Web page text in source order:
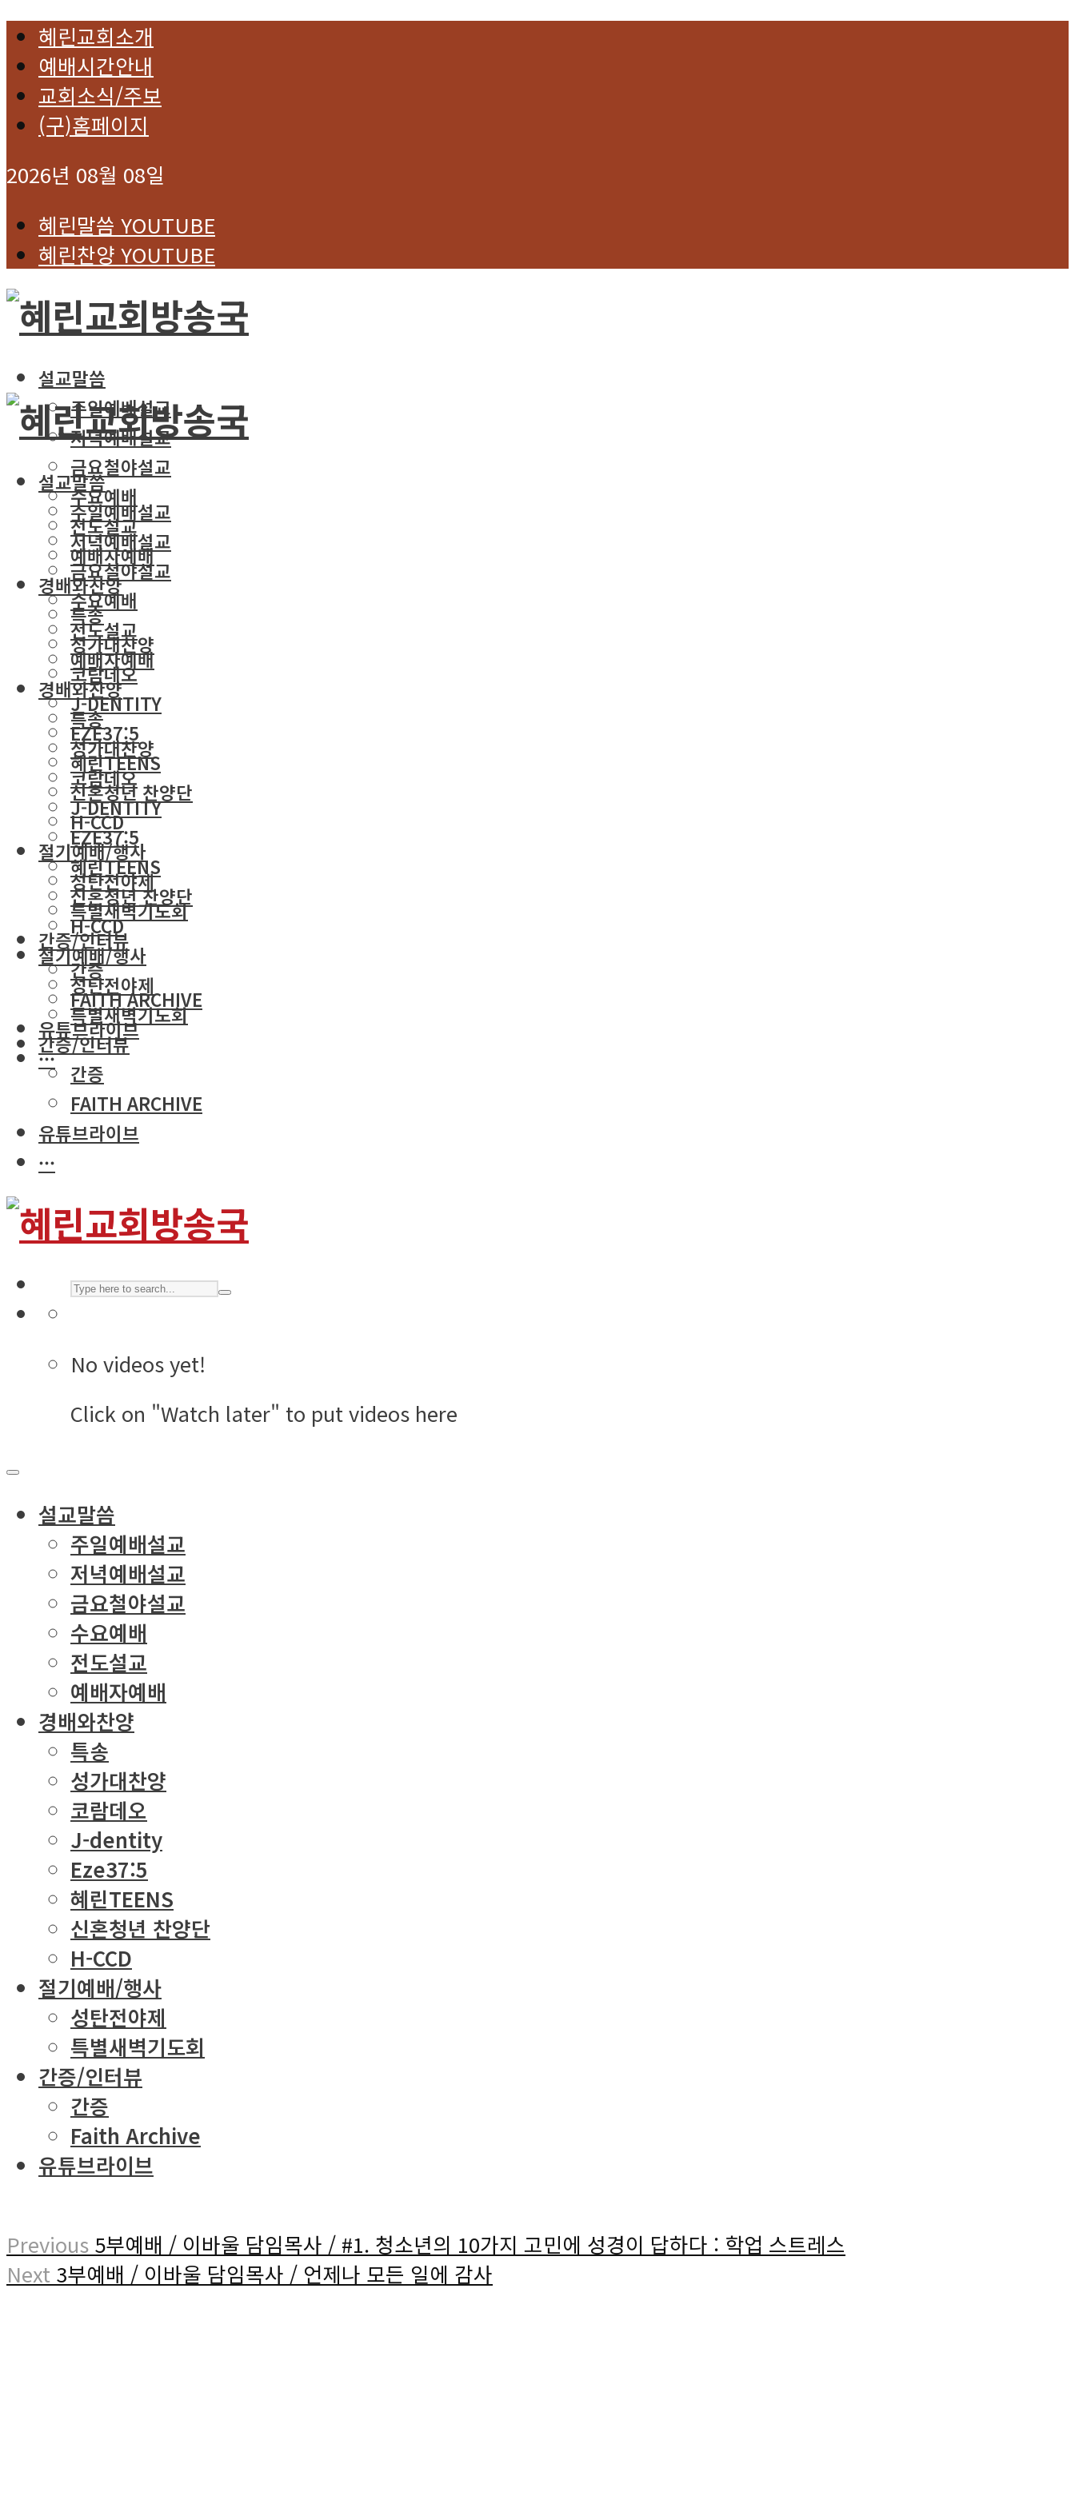
혜린교회소개
예배시간안내
교회소식/주보
(구)홈페이지
2026년 08월 08일
혜린말씀 YOUTUBE
혜린찬양 YOUTUBE
설교말씀
주일예배설교
저녁예배설교
금요철야설교
수요예배
전도설교
예배자예배
경배와찬양
특송
성가대찬양
코람데오
J-DENTITY
EZE37:5
혜린TEENS
신혼청년 찬양단
H-CCD
절기예배/행사
성탄전야제
특별새벽기도회
간증/인터뷰
간증
FAITH ARCHIVE
유튜브라이브
···
설교말씀
주일예배설교
저녁예배설교
금요철야설교
수요예배
전도설교
예배자예배
경배와찬양
특송
성가대찬양
코람데오
J-DENTITY
EZE37:5
혜린TEENS
신혼청년 찬양단
H-CCD
절기예배/행사
성탄전야제
특별새벽기도회
간증/인터뷰
간증
FAITH ARCHIVE
유튜브라이브
···
No videos yet!
Click on "Watch later" to put videos here
설교말씀
주일예배설교
저녁예배설교
금요철야설교
수요예배
전도설교
예배자예배
경배와찬양
특송
성가대찬양
코람데오
J-dentity
Eze37:5
혜린TEENS
신혼청년 찬양단
H-CCD
절기예배/행사
성탄전야제
특별새벽기도회
간증/인터뷰
간증
Faith Archive
유튜브라이브
Previous 5부예배 / 이바울 담임목사 / #1. 청소년의 10가지 고민에 성경이 답하다 : 학업 스트레스
Next 3부예배 / 이바울 담임목사 / 언제나 모든 일에 감사